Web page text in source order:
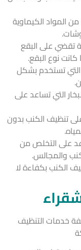
الكيماوية
على البقع
البقع.
تستخدم بشكل
التي تساعد على
الكنب بدون
التخلص من
والمجالس.
بكفاءة لا
التنظيف